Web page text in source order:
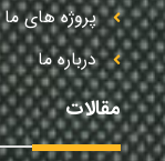
پروژه های ما
درباره ما
مقالات